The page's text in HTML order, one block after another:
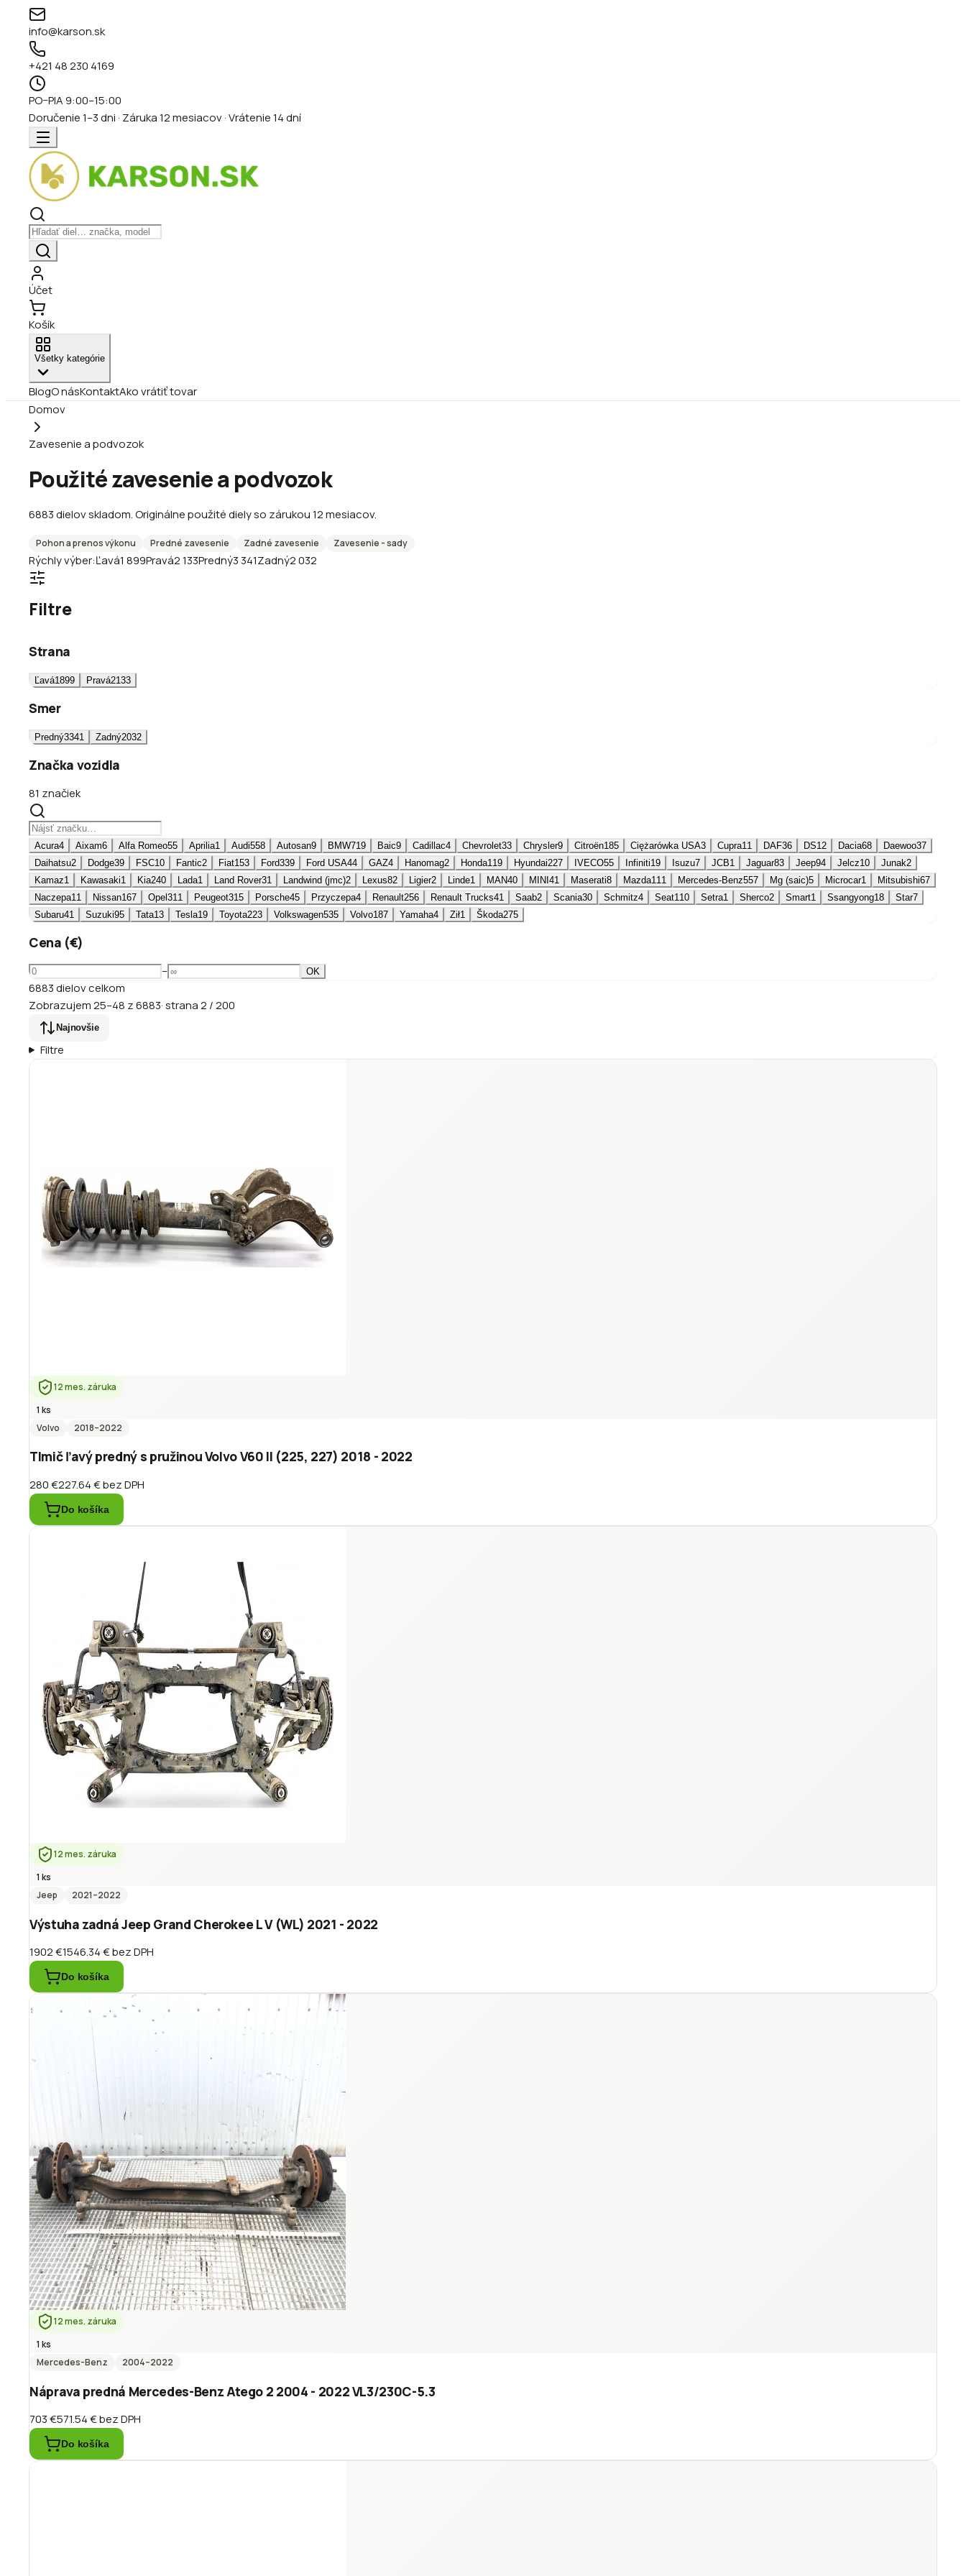
info@karson.sk
+421 48 230 4169
PO–PIA 9:00–15:00
Doručenie 1–3 dni · Záruka 12 mesiacov · Vrátenie 14 dní
Účet
Košík
Všetky kategórie
BlogO násKontaktAko vrátiť tovar
Domov
Zavesenie a podvozok
Použité zavesenie a podvozok
6883dielovskladom.Originálne použité diely so zárukou 12 mesiacov.
Pohon a prenos výkonu Predné zavesenie Zadné zavesenie Zavesenie - sady
Rýchly výber:Ľavá1 899Pravá2 133Predný3 341Zadný2 032
Filtre
Strana
Ľavá1899 Pravá2133
Smer
Predný3341 Zadný2032
Značka vozidla
81 značiek
Acura4 Aixam6 Alfa Romeo55 Aprilia1 Audi558 Autosan9 BMW719 Baic9 Cadillac4 Chevrolet33 Chrysler9 Citroën185 Ciężarówka USA3 Cupra11 DAF36 DS12 Dacia68 Daewoo37
Daihatsu2 Dodge39 FSC10 Fantic2 Fiat153 Ford339 Ford USA44 GAZ4 Hanomag2 Honda119 Hyundai227 IVECO55 Infiniti19 Isuzu7 JCB1 Jaguar83 Jeep94 Jelcz10 Junak2
Kamaz1 Kawasaki1 Kia240 Lada1 Land Rover31 Landwind (jmc)2 Lexus82 Ligier2 Linde1 MAN40 MINI 41 Maserati8 Mazda111 Mercedes-Benz557 Mg (saic)5 Microcar1 Mitsubishi67
Naczepa11 Nissan167 Opel 311 Peugeot315 Porsche45 Przyczepa4 Renault256 Renault Trucks41 Saab2 Scania30 Schmitz4 Seat110 Setra1 Sherco2 Smart1 Ssangyong18 Star7
Subaru41 Suzuki95 Tata13 Tesla19 Toyota223 Volkswagen535 Volvo187 Yamaha4 Ził1 Škoda275
Cena (€)
– OK
6883dielovcelkom
Zobrazujem25–48 z6883·strana2 /200
Najnovšie
Filtre
12 mes. záruka
1 ks
Volvo
2018–2022
Tlmič ľavý predný s pružinou Volvo V60 II (225, 227) 2018 - 2022
280 €227.64 €bez DPH
Do košíka
12 mes. záruka
1 ks
Jeep
2021–2022
Výstuha zadná Jeep Grand Cherokee L V (WL) 2021 - 2022
1902 €1546.34 €bez DPH
Do košíka
12 mes. záruka
1 ks
Mercedes-Benz
2004–2022
Náprava predná Mercedes-Benz Atego 2 2004 - 2022 VL3/230C-5.3
703 €571.54 €bez DPH
Do košíka